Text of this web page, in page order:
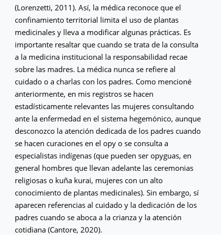
(Lorenzetti, 2011). Así, la médica reconoce que el
confinamiento territorial limita el uso de plantas
medicinales y lleva a modificar algunas prácticas. Es
importante resaltar que cuando se trata de la consulta
a la medicina institucional la responsabilidad recae
sobre las madres. La médica nunca se refiere al
cuidado o a charlas con los padres. Como mencioné
anteriormente, en mis registros se hacen
estadísticamente relevantes las mujeres consultando
ante la enfermedad en el sistema hegemónico, aunque
desconozco la atención dedicada de los padres cuando
se hacen curaciones en el opy o se consulta a
especialistas indígenas (que pueden ser opyguas, en
general hombres que llevan adelante las ceremonias
religiosas o kuña kurai, mujeres con un alto
conocimiento de plantas medicinales). Sin embargo, sí
aparecen referencias al cuidado y la dedicación de los
padres cuando se aboca a la crianza y la atención
cotidiana (Cantore, 2020).